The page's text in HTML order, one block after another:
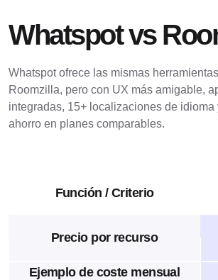
Whatspot vs
Whatspot ofrece las mismas
Roomzilla, pero con UX más amigable,
integradas, 15+ localizaciones de idioma
ahorro en planes comparables.
Función / Criterio
Precio por recurso
Ejemplo de coste mensual